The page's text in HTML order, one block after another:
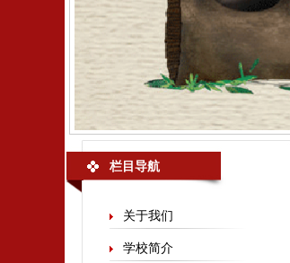
栏目导航
关于我们
学校简介